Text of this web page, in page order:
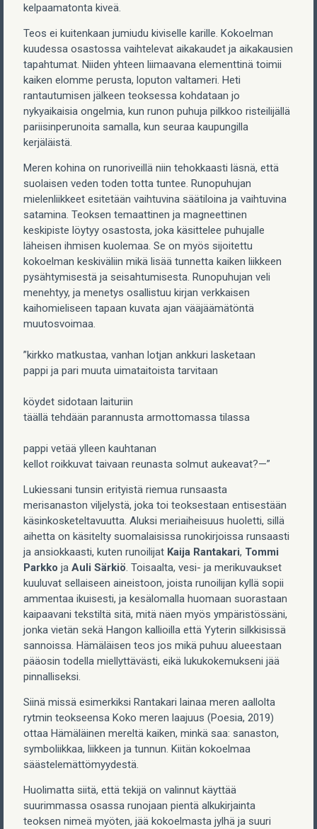
kelpaamatonta kiveä.
Teos ei kuitenkaan jumiudu kiviselle karille. Kokoelman
kuudessa osastossa vaihtelevat aikakaudet ja aikakausien
tapahtumat. Niiden yhteen liimaavana elementtinä toimii
kaiken elomme perusta, loputon valtameri. Heti
rantautumisen jälkeen teoksessa kohdataan jo
nykyaikaisia ongelmia, kun runon puhuja pilkkoo risteilijällä
pariisinperunoita samalla, kun seuraa kaupungilla
kerjäläistä.
Meren kohina on runoriveillä niin tehokkaasti läsnä, että
suolaisen veden toden totta tuntee. Runopuhujan
mielenliikkeet esitetään vaihtuvina säätiloina ja vaihtuvina
satamina. Teoksen temaattinen ja magneettinen
keskipiste löytyy osastosta, joka käsittelee puhujalle
läheisen ihmisen kuolemaa. Se on myös sijoitettu
kokoelman keskiväliin mikä lisää tunnetta kaiken liikkeen
pysähtymisestä ja seisahtumisesta. Runopuhujan veli
menehtyy, ja menetys osallistuu kirjan verkkaisen
kaihomieliseen tapaan kuvata ajan vääjäämätöntä
muutosvoimaa.
”kirkko matkustaa, vanhan lotjan ankkuri lasketaan
pappi ja pari muuta uimataitoista tarvitaan
köydet sidotaan laituriin
täällä tehdään parannusta armottomassa tilassa
pappi vetää ylleen kauhtanan
kellot roikkuvat taivaan reunasta solmut aukeavat?—”
Lukiessani tunsin erityistä riemua runsaasta
merisanaston viljelystä, joka toi teoksestaan entisestään
käsinkosketeltavuutta. Aluksi meriaiheisuus huoletti, sillä
aihetta on käsitelty suomalaisissa runokirjoissa runsaasti
ja ansiokkaasti, kuten runoilijat Kaija Rantakari, Tommi
Parkko ja Auli Särkiö. Toisaalta, vesi- ja merikuvaukset
kuuluvat sellaiseen aineistoon, joista runoilijan kyllä sopii
ammentaa ikuisesti, ja kesälomalla huomaan suorastaan
kaipaavani tekstiltä sitä, mitä näen myös ympäristössäni,
jonka vietän sekä Hangon kallioilla että Yyterin silkkisissä
sannoissa. Hämäläisen teos jos mikä puhuu alueestaan
pääosin todella miellyttävästi, eikä lukukokemukseni jää
pinnalliseksi.
Siinä missä esimerkiksi Rantakari lainaa meren aallolta
rytmin teokseensa Koko meren laajuus (Poesia, 2019)
ottaa Hämäläinen mereltä kaiken, minkä saa: sanaston,
symboliikkaa, liikkeen ja tunnun. Kiitän kokoelmaa
säästelemättömyydestä.
Huolimatta siitä, että tekijä on valinnut käyttää
suurimmassa osassa runojaan pientä alkukirjainta
teoksen nimeä myöten, jää kokoelmasta jylhä ja suuri